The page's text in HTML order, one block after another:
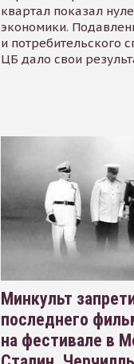
квартал показал
экономики.
и потребительского
ЦБ дало свои
Минкульт
последнего
на фестивале в